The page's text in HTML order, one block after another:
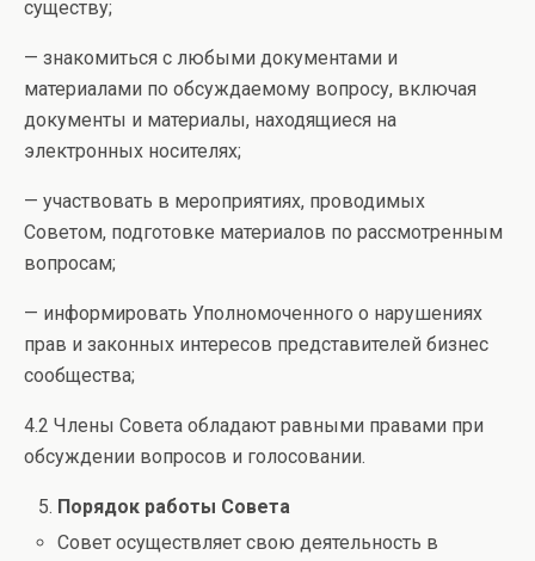
существу;
— знакомиться с любыми документами и
материалами по обсуждаемому вопросу, включая
документы и материалы, находящиеся на
электронных носителях;
— участвовать в мероприятиях, проводимых
Советом, подготовке материалов по рассмотренным
вопросам;
— информировать Уполномоченного о нарушениях
прав и законных интересов представителей бизнес
сообщества;
4.2 Члены Совета обладают равными правами при
обсуждении вопросов и голосовании.
Порядок работы Совета
Совет осуществляет свою деятельность в